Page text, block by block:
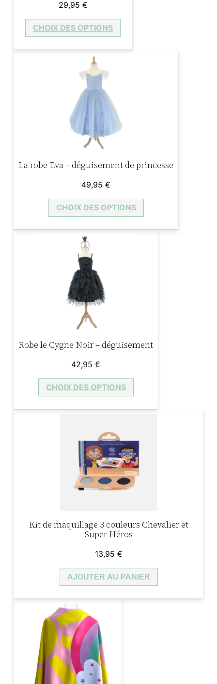
29,95 €
CHOIX DES OPTIONS
La robe Eva – déguisement de princesse
49,95 €
CHOIX DES OPTIONS
Robe le Cygne Noir – déguisement
42,95 €
CHOIX DES OPTIONS
Kit de maquillage 3 couleurs Chevalier et
Super Héros
13,95 €
AJOUTER AU PANIER